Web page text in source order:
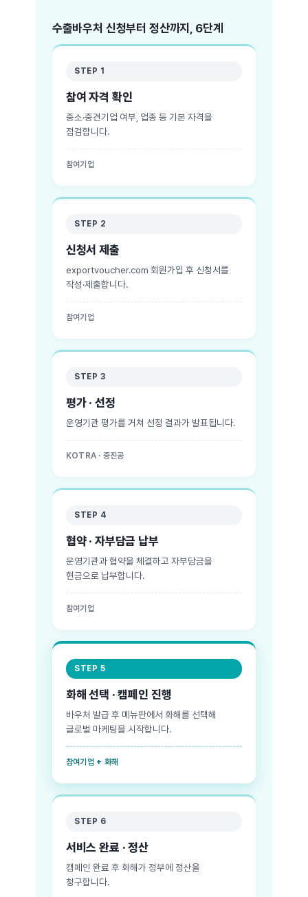
수출바우처 신청부터 정산까지, 6단계
STEP 1
참여 자격 확인
중소·중견기업 여부, 업종 등 기본 자격을
점검합니다.
참여기업
STEP 2
신청서 제출
exportvoucher.com 회원가입 후 신청서를
작성·제출합니다.
참여기업
STEP 3
평가 · 선정
운영기관 평가를 거쳐 선정 결과가 발표됩니다.
KOTRA · 중진공
STEP 4
협약 · 자부담금 납부
운영기관과 협약을 체결하고 자부담금을
현금으로 납부합니다.
참여기업
STEP 5
화해 선택 · 캠페인 진행
바우처 발급 후 메뉴판에서 화해를 선택해
글로벌 마케팅을 시작합니다.
참여기업 + 화해
STEP 6
서비스 완료 · 정산
캠페인 완료 후 화해가 정부에 정산을
청구합니다.